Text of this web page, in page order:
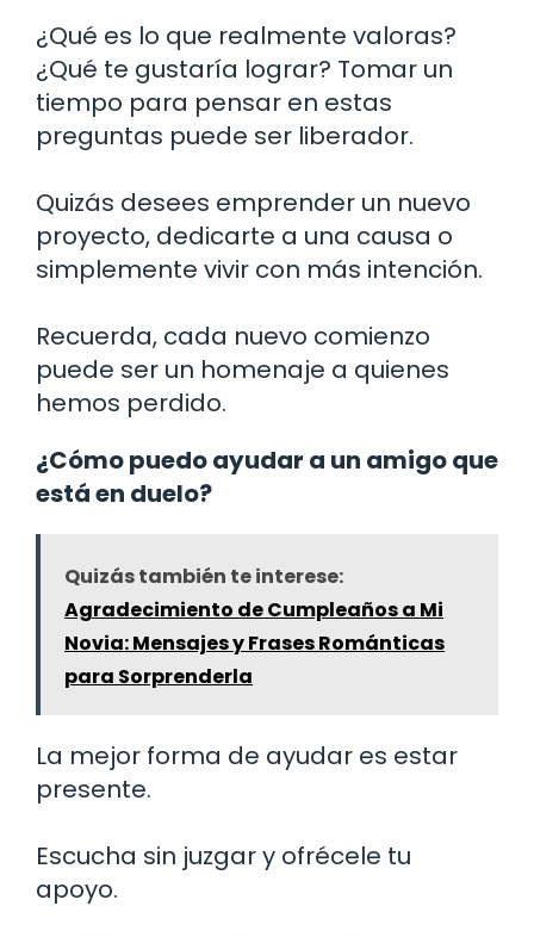
¿Qué es lo que realmente valoras?
¿Qué te gustaría lograr? Tomar un
tiempo para pensar en estas
preguntas puede ser liberador.
Quizás desees emprender un nuevo
proyecto, dedicarte a una causa o
simplemente vivir con más intención.
Recuerda, cada nuevo comienzo
puede ser un homenaje a quienes
hemos perdido.
¿Cómo puedo ayudar a un amigo que
está en duelo?
Quizás también te interese:
Agradecimiento de Cumpleaños a Mi
Novia: Mensajes y Frases Románticas
para Sorprenderla
La mejor forma de ayudar es estar
presente.
Escucha sin juzgar y ofrécele tu
apoyo.